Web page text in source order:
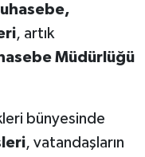
, artık
Müdürlüğü
bünyesinde
, vatandaşların